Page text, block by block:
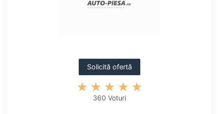
Solicită ofertă
360 Voturi